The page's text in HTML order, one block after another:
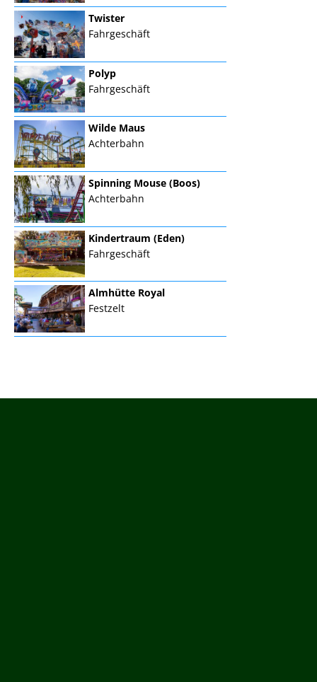
Twister
Fahrgeschäft
Polyp
Fahrgeschäft
Wilde Maus
Achterbahn
Spinning Mouse (Boos)
Achterbahn
Kindertraum (Eden)
Fahrgeschäft
Almhütte Royal
Festzelt